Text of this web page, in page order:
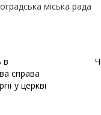
міська рада
в
справа
у церкві